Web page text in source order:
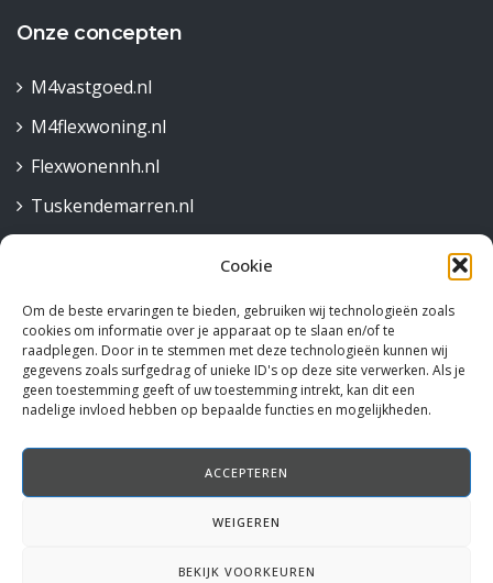
Cookie
Om de beste ervaringen te bieden, gebruiken wij technologieën zoals
cookies om informatie over je apparaat op te slaan en/of te
raadplegen. Door in te stemmen met deze technologieën kunnen wij
gegevens zoals surfgedrag of unieke ID's op deze site verwerken. Als je
geen toestemming geeft of uw toestemming intrekt, kan dit een
nadelige invloed hebben op bepaalde functies en mogelijkheden.
ACCEPTEREN
WEIGEREN
BEKIJK VOORKEUREN
Onze concepten
M4vastgoed.nl
M4flexwoning.nl
Flexwonennh.nl
Tuskendemarren.nl
Robijnstraat 30,
1812 RB Alkmaar
072 515 58 44
Volg ons